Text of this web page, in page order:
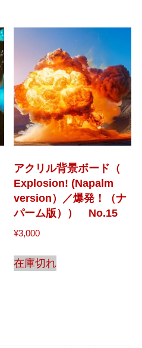
アクリル背景ボード（
Explosion! (Napalm
version）／爆発！（ナ
パーム版）） No.15
¥3,000
在庫切れ